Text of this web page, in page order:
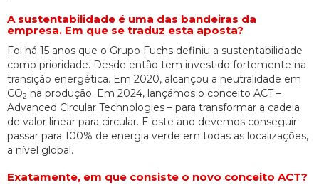
A sustentabilidade é uma das bandeiras da
empresa. Em que se traduz esta aposta?
Foi há 15 anos que o Grupo Fuchs definiu a sustentabilidade
como prioridade. Desde então tem investido fortemente na
transição energética. Em 2020, alcançou a neutralidade em
CO2 na produção. Em 2024, lançámos o conceito ACT –
Advanced Circular Technologies – para transformar a cadeia
de valor linear para circular. E este ano devemos conseguir
passar para 100% de energia verde em todas as localizações,
a nível global.
Exatamente, em que consiste o novo conceito ACT?